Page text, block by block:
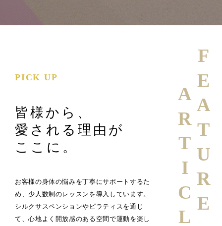
PICK UP
皆様から、
愛される理由が
ここに。
お客様の身体の悩みを丁寧にサポートするた
め、少人数制のレッスンを導入しています。
シルクサスペンションやピラティスを通じ
て、心地よく開放感のある空間で運動を楽し
FEATURE
ARTICLE